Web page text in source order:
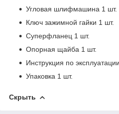
Угловая шлифмашина 1 шт.
Ключ зажимной гайки 1 шт.
Суперфланец 1 шт.
Опорная щайба 1 шт.
Инструкция по
Упаковка 1 шт.
Скрыть